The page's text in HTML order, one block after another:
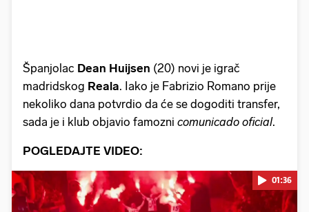
Španjolac Dean Huijsen (20) novi je igrač
madridskog Reala. Iako je Fabrizio Romano prije
nekoliko dana potvrdio da će se dogoditi transfer,
sada je i klub objavio famozni comunicado oficial.
POGLEDAJTE VIDEO:
01:36